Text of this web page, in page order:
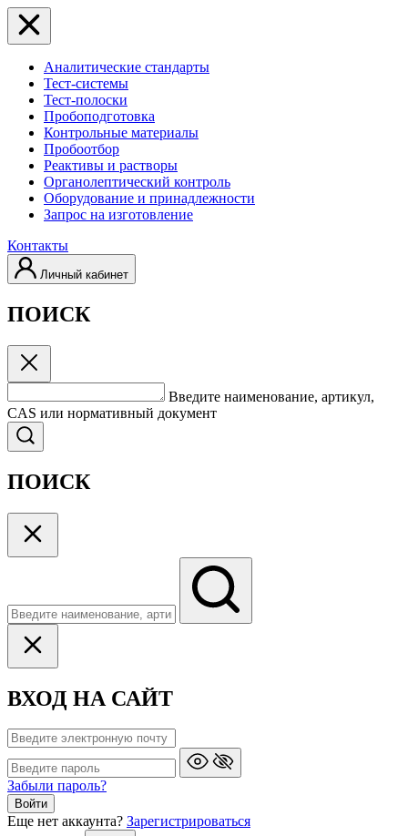
Аналитические стандарты
Тест-системы
Тест-полоски
Пробоподготовка
Контрольные материалы
Пробоотбор
Реактивы и растворы
Органолептический контроль
Оборудование и принадлежности
Запрос на изготовление
Контакты
Личный кабинет
ПОИСК
Введите наименование, артикул,
CAS или нормативный документ
ПОИСК
ВХОД НА САЙТ
Забыли пароль?
Войти
Еще нет аккаунта? Зарегистрироваться